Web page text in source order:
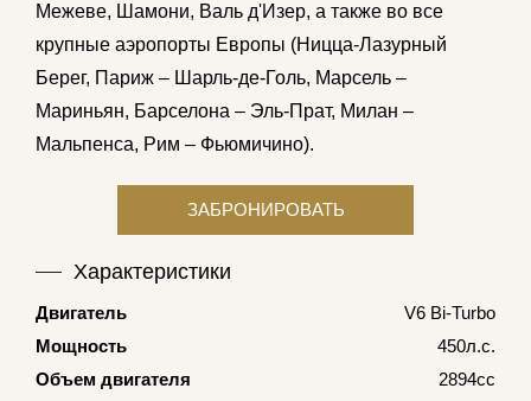
Межеве, Шамони, Валь д'Изер, а также во все
крупные аэропорты Европы (Ницца-Лазурный
Берег, Париж – Шарль-де-Голь, Марсель –
Мариньян, Барселона – Эль-Прат, Милан –
Мальпенса, Рим – Фьюмичино).
Характеристики
Двигатель
V6 Bi-Turbo
Мощность
450л.с.
Объем двигателя
2894cc